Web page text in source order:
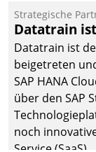
Jahresbeginn
Überblick,
Eingriff
Zur
man auf
bewährte und
Partner sowie
agile
Strategische
Datatrain
Datatrain ist
beigetreten
SAP HANA
über den SAP
noch
Service (SaaS).